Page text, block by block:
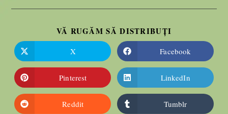
VĂ RUGĂM SĂ DISTRIBUȚI
X Facebook
Pinterest LinkedIn
Reddit Tumblr